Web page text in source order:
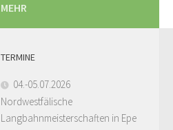
MEHR
TERMINE
04.-05.07.2026
Nordwestfälische
Langbahnmeisterschaften in Epe